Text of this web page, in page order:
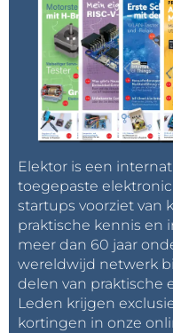
Elektor is een
toegepaste
startups voorziet van
praktische kennis en
meer dan 60 jaar
wereldwijd netwerk
delen van praktische
Leden krijgen
kortingen in onze